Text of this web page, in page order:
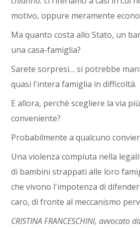
motivo, oppure meramente
Ma quanto costa allo Stato, un
una casa-famiglia?
Sarete sorpresi… si potrebbe
quasi l'intera famiglia in difficoltà.
E allora, perchè scegliere la via
conveniente?
Probabilmente a qualcuno
Una violenza compiuta nella
di bambini strappati alle loro
che vivono l'impotenza di
caro, di fronte al meccanismo
CRISTINA FRANCESCHINI, avvocato